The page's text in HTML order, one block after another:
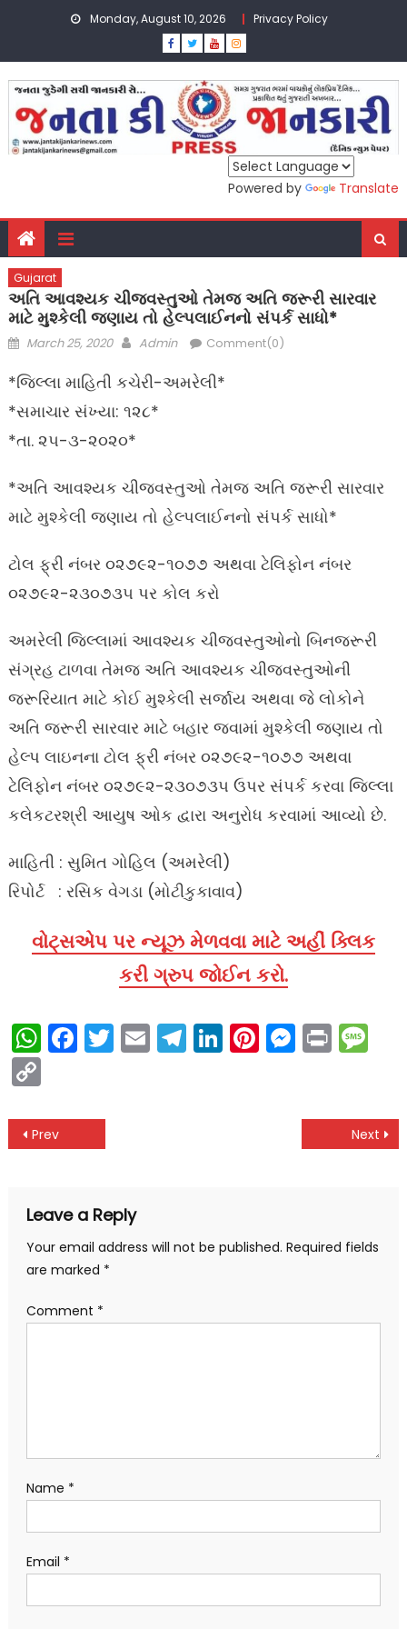
Monday, August 10, 2026 Privacy Policy
Powered by Translate
Gujarat
અતિ આવશ્યક ચીજવસ્તુઓ તેમજ અતિ જરૂરી સારવાર
માટે મુશ્કેલી જણાય તો હેલ્પલાઈનનો સંપર્ક સાધો*
Posted
March 25, 2020 Author
Admin Comment(0)
*જિલ્લા માહિતી કચેરી-અમરેલી*
*સમાચાર સંખ્યા: ૧૨૮*
*તા. ૨૫-૩-૨૦૨૦*
*અતિ આવશ્યક ચીજવસ્તુઓ તેમજ અતિ જરૂરી સારવાર
માટે મુશ્કેલી જણાય તો હેલ્પલાઈનનો સંપર્ક સાધો*
ટોલ ફ્રી નંબર ૦૨૭૯૨-૧૦૭૭ અથવા ટેલિફોન નંબર
૦૨૭૯૨-૨૩૦૭૩૫ પર કોલ કરો
અમરેલી જિલ્લામાં આવશ્યક ચીજવસ્તુઓનો બિનજરૂરી
સંગ્રહ ટાળવા તેમજ અતિ આવશ્યક ચીજવસ્તુઓની
જરૂરિયાત માટે કોઈ મુશ્કેલી સર્જાય અથવા જે લોકોને
અતિ જરૂરી સારવાર માટે બહાર જવામાં મુશ્કેલી જણાય તો
હેલ્પ લાઇનના ટોલ ફ્રી નંબર ૦૨૭૯૨-૧૦૭૭ અથવા
ટેલિફોન નંબર ૦૨૭૯૨-૨૩૦૭૩૫ ઉપર સંપર્ક કરવા જિલ્લા
કલેકટરશ્રી આયુષ ઓક દ્વારા અનુરોધ કરવામાં આવ્યો છે.
માહિતી : સુમિત ગોહિલ (અમરેલી)
રિપોર્ટ : રસિક વેગડા (મોટીકુકાવાવ)
વોટ્સએપ પર ન્યૂઝ મેળવવા માટે અહીં ક્લિક
કરી ગ્રુપ જોઈન કરો.
WhatsApp
Facebook
Twitter
EmailTelegram
LinkedIn
Pinterest
Print
Copy
Post
Prev Next
Leave a Reply
Your email address will not be published. Required fields
are marked *
Comment *
Name *
Email *